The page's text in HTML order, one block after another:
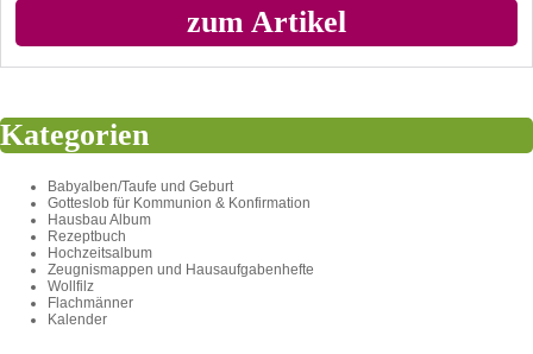
zum Artikel
Kategorien
Babyalben/Taufe und Geburt
Gotteslob für Kommunion & Konfirmation
Hausbau Album
Rezeptbuch
Hochzeitsalbum
Zeugnismappen und Hausaufgabenhefte
Wollfilz
Flachmänner
Kalender